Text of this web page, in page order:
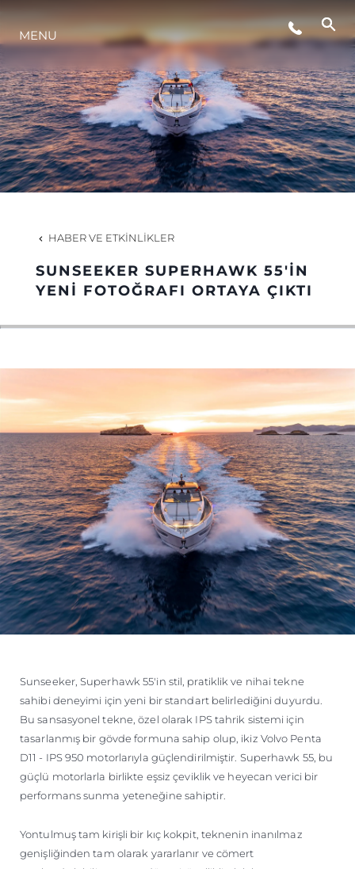
ETKINLIKLER
YAŞAM ŞEKLİ
YENILIK
ŞİRKET
EKIP
MİRAS
ÖĞRENIN
MENU
HABER VE ETKINLIKLER
SUNSEEKER SUPERHAWK 55'İN
YENİ FOTOĞRAFI ORTAYA ÇIKTI
Sunseeker, Superhawk 55'in stil, pratiklik ve nihai tekne
sahibi deneyimi için yeni bir standart belirlediğini duyurdu.
Bu sansasyonel tekne, özel olarak IPS tahrik sistemi için
tasarlanmış bir gövde formuna sahip olup, ikiz Volvo Penta
D11 - IPS 950 motorlarıyla güçlendirilmiştir. Superhawk 55, bu
güçlü motorlarla birlikte eşsiz çeviklik ve heyecan verici bir
performans sunma yeteneğine sahiptir.
Yontulmuş tam kirişli bir kıç kokpit, teknenin inanılmaz
genişliğinden tam olarak yararlanır ve cömert